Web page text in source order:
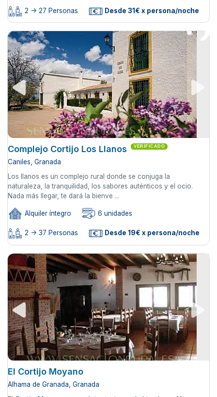
2 -> 27 Personas Desde 31€ x persona/noche
Complejo Cortijo Los Llanos VERIFICADO
Caniles, Granada
Los llanos es un complejo rural donde se conjuga la
naturaleza, la tranquilidad, los sabores auténticos y el ocio.
Nada más llegar, te dará la bienve ...
Alquiler íntegro 6 unidades
2 -> 37 Personas Desde 19€ x persona/noche
El Cortijo Moyano
Alhama de Granada, Granada